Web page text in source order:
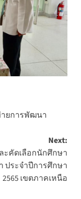
ายการพัฒนา
Next:
ะคัดเลือกนักศึกษา
ประจำปีการศึกษา
2565 เขตภาคเหนือ